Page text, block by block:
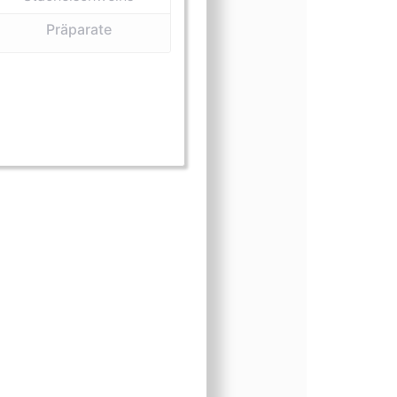
(Felle und Häute)
(Präparate)
(Stacheln)
Präparate